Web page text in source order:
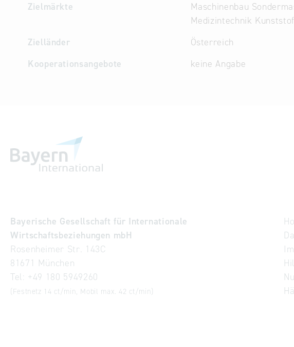
Zielmärkte
Maschinenbau
Medizintechnik
Zielländer
Österreich
Kooperationsangebote
keine Angabe
Bayerische Gesellschaft für Internationale
Wirtschaftsbeziehungen mbH
Rosenheimer Str. 143C
81671 München
Tel: +49 180 5949260
(Festnetz 14 ct/min, Mobil max. 42 ct/min)